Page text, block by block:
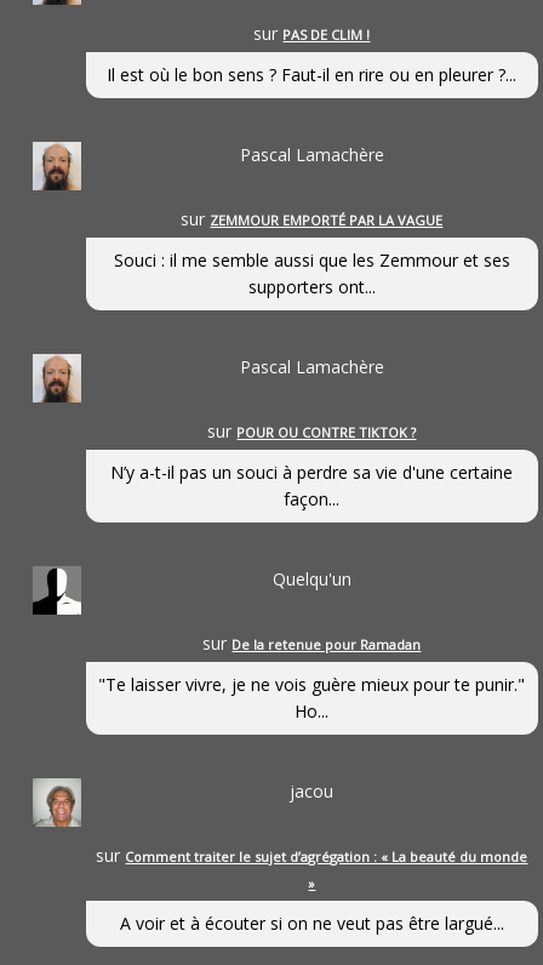
sur PAS DE CLIM !
Il est où le bon sens ? Faut-il en rire ou en pleurer ?...
Pascal Lamachère
sur ZEMMOUR EMPORTÉ PAR LA VAGUE
Souci : il me semble aussi que les Zemmour et ses
supporters ont...
Pascal Lamachère
sur POUR OU CONTRE TIKTOK ?
N’y a-t-il pas un souci à perdre sa vie d'une certaine
façon...
Quelqu'un
sur De la retenue pour Ramadan
"Te laisser vivre, je ne vois guère mieux pour te punir."
Ho...
jacou
sur Comment traiter le sujet d’agrégation : « La beauté du monde
»
A voir et à écouter si on ne veut pas être largué...